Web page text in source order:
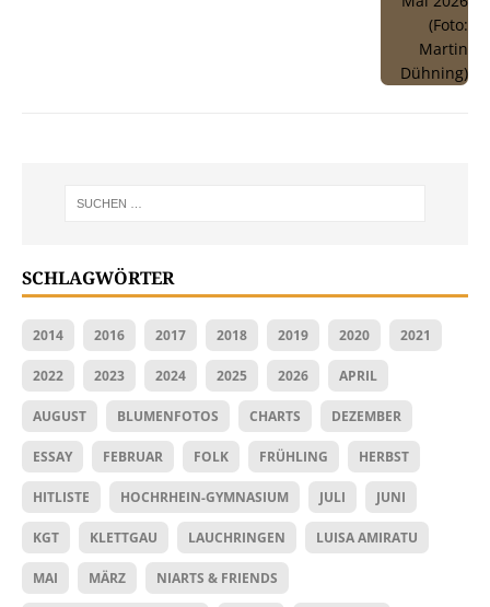
SCHLAGWÖRTER
2014 2016 2017 2018 2019 2020 2021
2022 2023 2024 2025 2026 APRIL
AUGUST BLUMENFOTOS CHARTS DEZEMBER
ESSAY FEBRUAR FOLK FRÜHLING HERBST
HITLISTE HOCHRHEIN-GYMNASIUM JULI JUNI
KGT KLETTGAU LAUCHRINGEN LUISA AMIRATU
MAI MÄRZ NIARTS & FRIENDS